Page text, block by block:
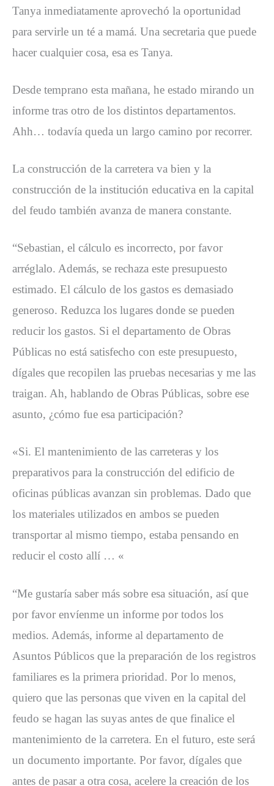
Tanya inmediatamente aprovechó la oportunidad
para servirle un té a mamá. Una secretaria que puede
hacer cualquier cosa, esa es Tanya.
Desde temprano esta mañana, he estado mirando un
informe tras otro de los distintos departamentos.
Ahh… todavía queda un largo camino por recorrer.
La construcción de la carretera va bien y la
construcción de la institución educativa en la capital
del feudo también avanza de manera constante.
“Sebastian, el cálculo es incorrecto, por favor
arréglalo. Además, se rechaza este presupuesto
estimado. El cálculo de los gastos es demasiado
generoso. Reduzca los lugares donde se pueden
reducir los gastos. Si el departamento de Obras
Públicas no está satisfecho con este presupuesto,
dígales que recopilen las pruebas necesarias y me las
traigan. Ah, hablando de Obras Públicas, sobre ese
asunto, ¿cómo fue esa participación?
«Si. El mantenimiento de las carreteras y los
preparativos para la construcción del edificio de
oficinas públicas avanzan sin problemas. Dado que
los materiales utilizados en ambos se pueden
transportar al mismo tiempo, estaba pensando en
reducir el costo allí … «
“Me gustaría saber más sobre esa situación, así que
por favor envíenme un informe por todos los
medios. Además, informe al departamento de
Asuntos Públicos que la preparación de los registros
familiares es la primera prioridad. Por lo menos,
quiero que las personas que viven en la capital del
feudo se hagan las suyas antes de que finalice el
mantenimiento de la carretera. En el futuro, este será
un documento importante. Por favor, dígales que
antes de pasar a otra cosa, acelere la creación de los